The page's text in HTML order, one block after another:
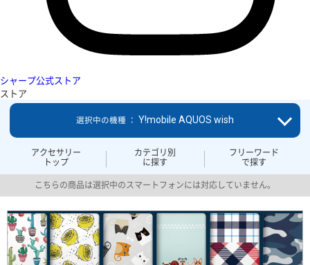
シャープ公式ストア
ストア
アクセサリー
トップ
カテゴリ別
に探す
フリーワード
で探す
選択中の機種 ： Y!mobile AQUOS wish
こちらの商品は選択中のスマートフォンには対応していません。